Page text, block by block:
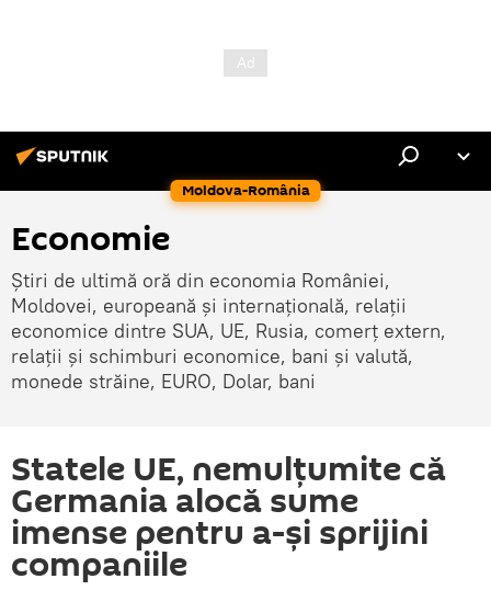
Moldova-România
Economie
Știri de ultimă oră din economia României,
Moldovei, europeană și internațională, relații
economice dintre SUA, UE, Rusia, comerț extern,
relații și schimburi economice, bani și valută,
monede străine, EURO, Dolar, bani
Statele UE, nemulțumite că
Germania alocă sume
imense pentru a-și sprijini
companiile